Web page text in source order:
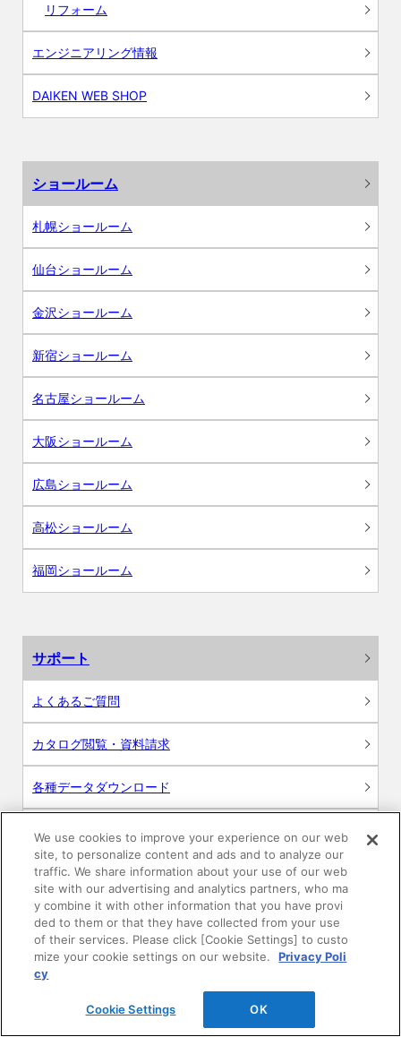
リフォーム
エンジニアリング情報
DAIKEN WEB SHOP
ショールーム
札幌ショールーム
仙台ショールーム
金沢ショールーム
新宿ショールーム
名古屋ショールーム
大阪ショールーム
広島ショールーム
高松ショールーム
福岡ショールーム
サポート
よくあるご質問
カタログ閲覧・資料請求
各種データダウンロード
WEB見積・各種シミュレーション
交換用部品の購入
修理・点検
お問い合わせ
We use cookies to improve your experience on our web
site, to personalize content and ads and to analyze our
traffic. We share information about your use of our web
site with our advertising and analytics partners, who ma
y combine it with other information that you have provi
ded to them or that they have collected from your use
of their services. Please click [Cookie Settings] to custo
mize your cookie settings on our website.
Privacy Poli
cy
Cookie Settings OK